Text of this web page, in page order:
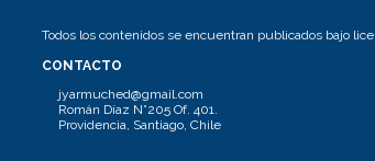
Todos los contenidos se encuentran publicados bajo
CONTACTO
jyarmuched@gmail.com
Román Díaz N°205 Of. 401.
Providencia, Santiago, Chile